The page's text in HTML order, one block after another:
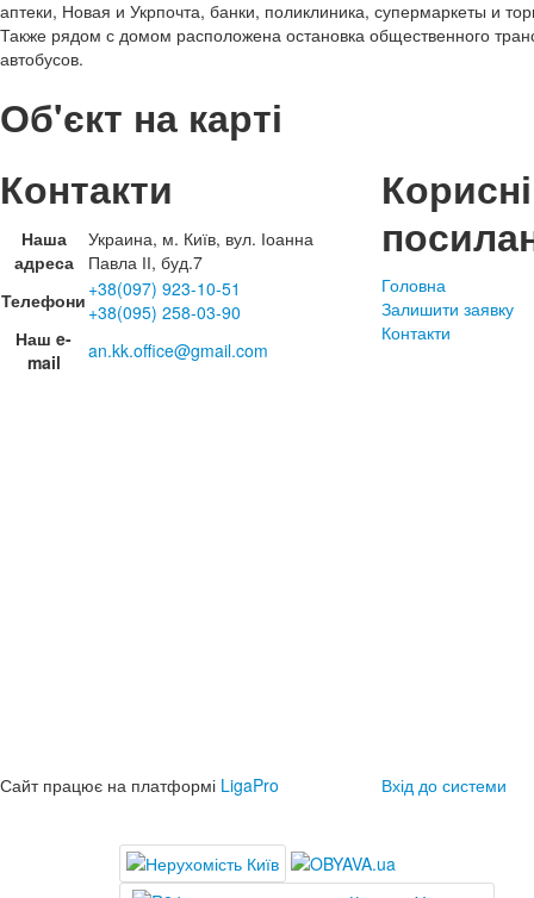
аптеки, Новая и Укрпочта, банки, поликлиника, супермаркеты и
Также рядом с домом расположена остановка общественного
автобусов.
Об'єкт на карті
Контакти
Наша
адреса
Украина, м. Київ, вул. Іоанна
Павла ІІ, буд.7
Телефони +38(097) 923-10-51
+38(095) 258-03-90
Наш e-
mail
an.kk.office@gmail.com
Корисні
Головна
Залишити заявку
Контакти
Сайт працює на платформі LigaPro Вхід до системи